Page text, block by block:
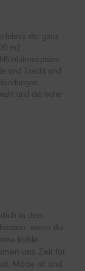
der ganz
m2
und Tracht und
und die hohe
in den
wenn du
kühle
uns Zeit für
Mode ist und